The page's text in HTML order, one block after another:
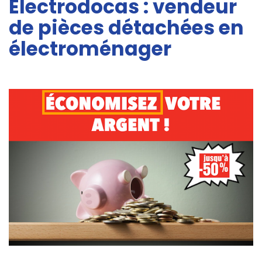
Electrodocas : vendeur
de pièces détachées en
électroménager